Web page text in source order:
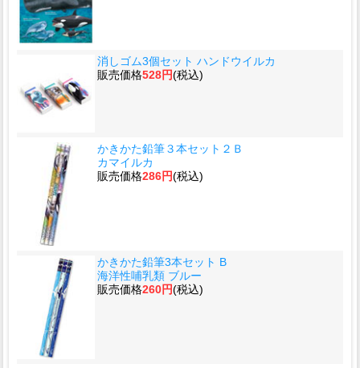
消しゴム3個セット ハンドウイルカ
販売価格528円(税込)
かきかた鉛筆３本セット２Ｂ
カマイルカ
販売価格286円(税込)
かきかた鉛筆3本セット B
海洋性哺乳類 ブルー
販売価格260円(税込)